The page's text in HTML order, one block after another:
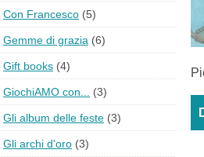
Con Francesco (5)
Gemme di grazia (6)
Gift books (4)
GiochiAMO con... (3)
Gli album delle feste (3)
Gli archi d'oro (3)